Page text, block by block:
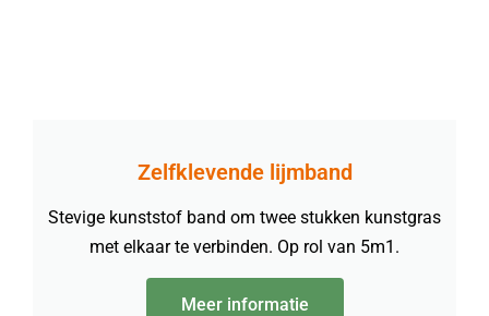
Zelfklevende lijmband
Stevige kunststof band om twee stukken kunstgras
met elkaar te verbinden. Op rol van 5m1.
Meer informatie